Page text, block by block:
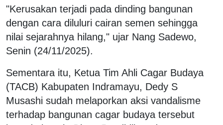
"Kerusakan terjadi pada dinding bangunan
dengan cara diluluri cairan semen sehingga
nilai sejarahnya hilang," ujar Nang Sadewo,
Senin (24/11/2025).
Sementara itu, Ketua Tim Ahli Cagar Budaya
(TACB) Kabupaten Indramayu, Dedy S
Musashi sudah melaporkan aksi vandalisme
terhadap bangunan cagar budaya tersebut